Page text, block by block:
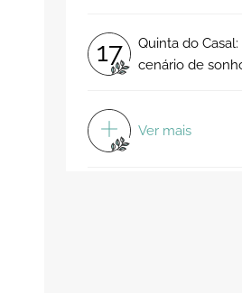
grupo de
17
Quinta do
cenário de
Ver mais